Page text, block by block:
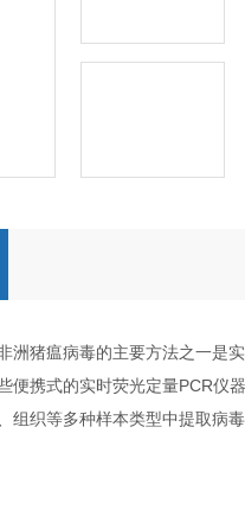
洲猪瘟病毒的主要方法之一是
便携式的实时荧光定量PCR仪
织等多种样本类型中提取病毒